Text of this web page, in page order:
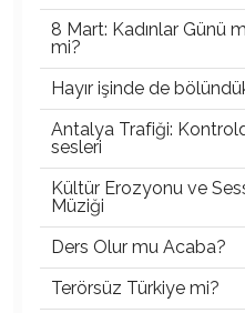
8 Mart: Kadınlar Günü
mi?
Hayır işinde de
Antalya Trafiği:
sesleri
Kültür Erozyonu ve
Müziği
Ders Olur mu Acaba?
Terörsüz Türkiye mi?